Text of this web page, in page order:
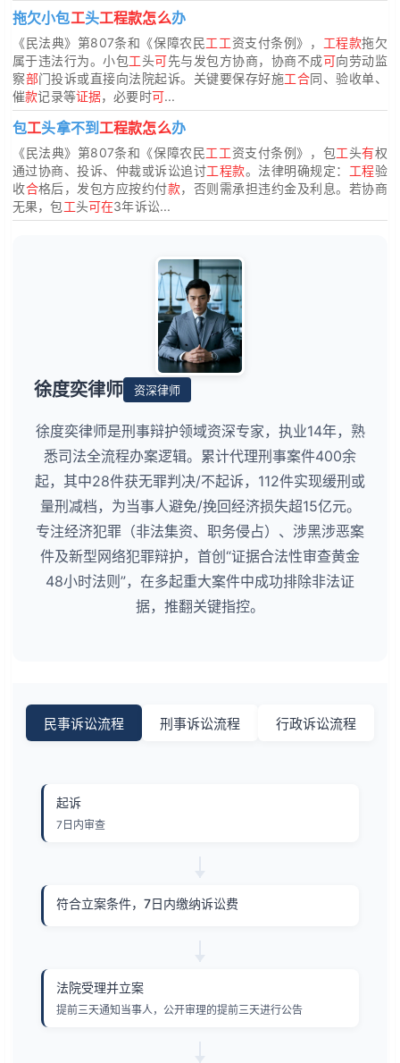
拖欠小包工头工程款怎么办
《民法典》第807条和《保障农民工工资支付条例》， 工程款拖欠
属于违法行为。小包工头可先与发包方协商，协商不成可向劳动监
察部门投诉或直接向法院起诉。关键要保存好施工合同、验收单、
催款记录等证据，必要时可...
包工头拿不到 工程款怎么办
《民法典》第807条和《保障农民工工资支付条例》，包工头有权
通过协商、投诉、仲裁或诉讼追讨工程款。法律明确规定： 工程验
收合格后，发包方应按约付款，否则需承担违约金及利息。若协商
无果，包工头可在3年诉讼...
徐度奕律师 资深律师
徐度奕律师是刑事辩护领域资深专家，执业14年，熟
悉司法全流程办案逻辑。累计代理刑事案件400余
起，其中28件获无罪判决/不起诉，112件实现缓刑或
量刑减档，为当事人避免/挽回经济损失超15亿元。
专注经济犯罪（非法集资、职务侵占）、涉黑涉恶案
件及新型网络犯罪辩护，首创“证据合法性审查黄金
48小时法则”，在多起重大案件中成功排除非法证
据，推翻关键指控。
民事诉讼流程 刑事诉讼流程 行政诉讼流程
起诉
7日内审查
符合立案条件，7日内缴纳诉讼费
法院受理并立案
提前三天通知当事人，公开审理的提前三天进行公告